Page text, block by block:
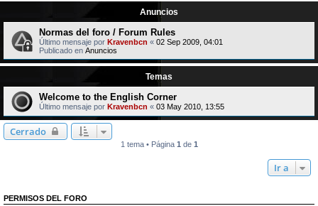
Anuncios
Normas del foro / Forum Rules
Último mensaje por Kravenbcn « 02 Sep 2009, 04:01
Publicado en Anuncios
Temas
Welcome to the English Corner
Último mensaje por Kravenbcn « 03 May 2010, 13:55
Cerrado
1 tema • Página 1 de 1
Ir a
PERMISOS DEL FORO